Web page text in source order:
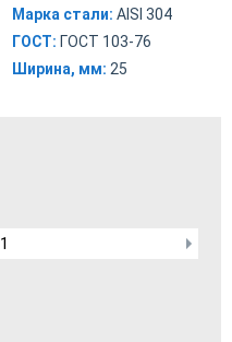
Марка стали: AISI 304
ГОСТ: ГОСТ 103-76
Ширина, мм: 25